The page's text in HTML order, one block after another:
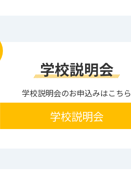
学校説明会
学校説明会のお申込みはこちら
学校説明会